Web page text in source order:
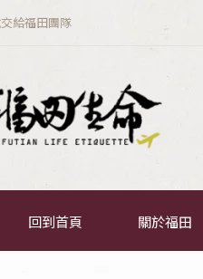
給福田團隊
回到首頁 關於福田